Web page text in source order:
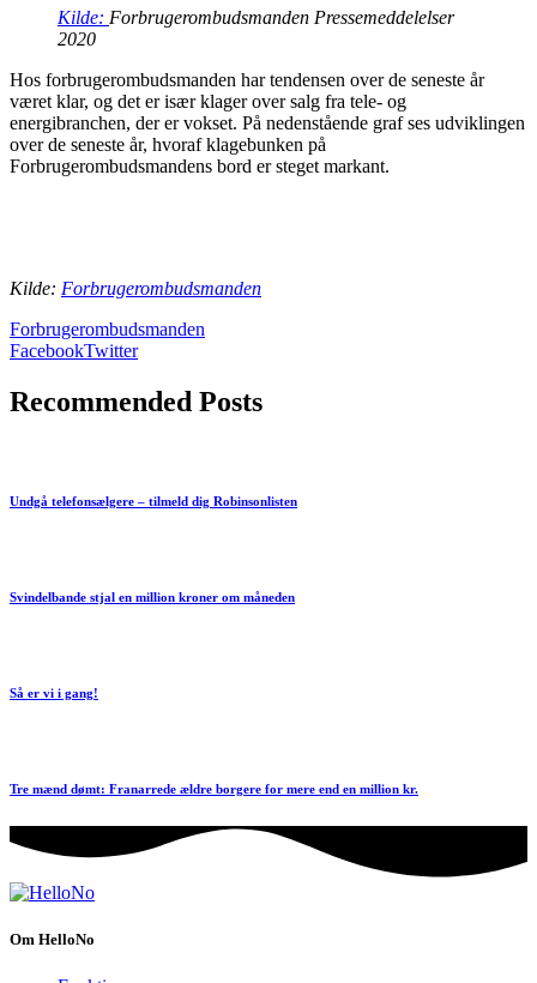
Kilde: Forbrugerombudsmanden Pressemeddelelser
2020
Hos forbrugerombudsmanden har tendensen over de seneste år
været klar, og det er især klager over salg fra tele- og
energibranchen, der er vokset. På nedenstående graf ses udviklingen
over de seneste år, hvoraf klagebunken på
Forbrugerombudsmandens bord er steget markant.
Kilde: Forbrugerombudsmanden
Forbrugerombudsmanden
FacebookTwitter
Recommended Posts
Undgå telefonsælgere – tilmeld dig Robinsonlisten
Svindelbande stjal en million kroner om måneden
Så er vi i gang!
Tre mænd dømt: Franarrede ældre borgere for mere end en million kr.
Om HelloNo